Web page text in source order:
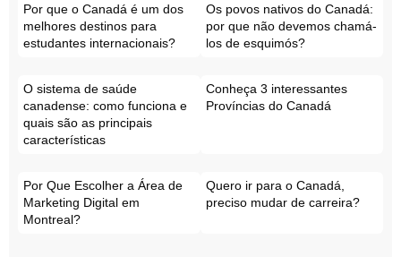
Por que o Canadá é um dos
melhores destinos para
estudantes internacionais?
Os povos nativos do Canadá:
por que não devemos chamá-
los de esquimós?
O sistema de saúde
canadense: como funciona e
quais são as principais
características
Conheça 3 interessantes
Províncias do Canadá
Por Que Escolher a Área de
Marketing Digital em
Montreal?
Quero ir para o Canadá,
preciso mudar de carreira?